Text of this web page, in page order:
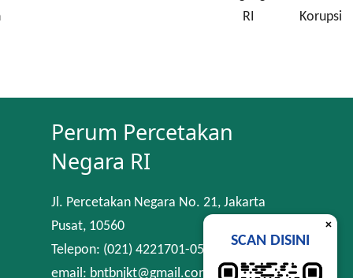
RI
Korupsi
Perum Percetakan
Negara RI
Jl. Percetakan Negara No. 21, Jakarta
Pusat, 10560
Telepon: (021) 4221701-05
email: bntbnjkt@gmail.com
×
SCAN DISINI